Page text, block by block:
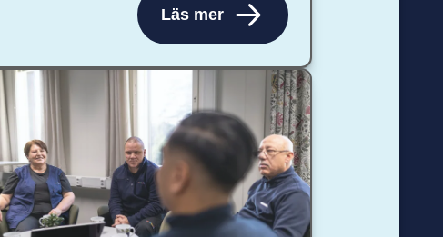
Läs mer